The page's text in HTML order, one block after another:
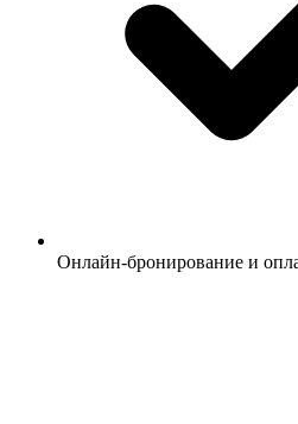
Онлайн-бронирование и